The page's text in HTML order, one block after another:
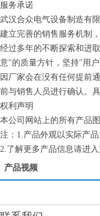
服务承诺
武汉合众电气设备制造有
建立完善的销售服务机制
经过多年的不断探索和进
意"的质量方针，坚持"用
因厂家会在没有任何提前
前与销售人员进行确认。
权利声明
本公司网站上的所有产品
注：1.产品外观以实际产
2.了解更多产品信息请进入
产品视频